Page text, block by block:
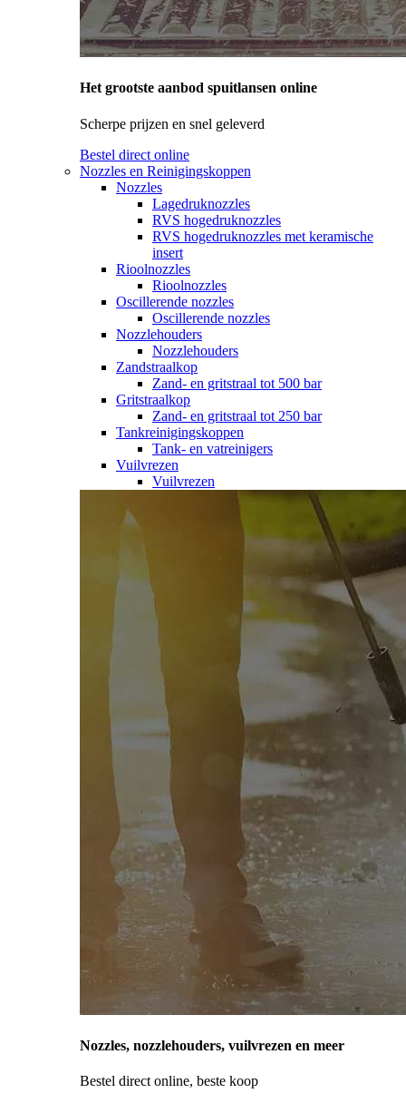
Het grootste aanbod spuitlansen online
Scherpe prijzen en snel geleverd
Bestel direct online
Nozzles en Reinigingskoppen
Nozzles
Lagedruknozzles
RVS hogedruknozzles
RVS hogedruknozzles met keramische
insert
Rioolnozzles
Rioolnozzles
Oscillerende nozzles
Oscillerende nozzles
Nozzlehouders
Nozzlehouders
Zandstraalkop
Zand- en gritstraal tot 500 bar
Gritstraalkop
Zand- en gritstraal tot 250 bar
Tankreinigingskoppen
Tank- en vatreinigers
Vuilvrezen
Vuilvrezen
Nozzles, nozzlehouders, vuilvrezen en meer
Bestel direct online, beste koop